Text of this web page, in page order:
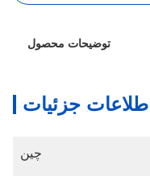
توضیحات محصول
اطلاعات جزئیات
چین